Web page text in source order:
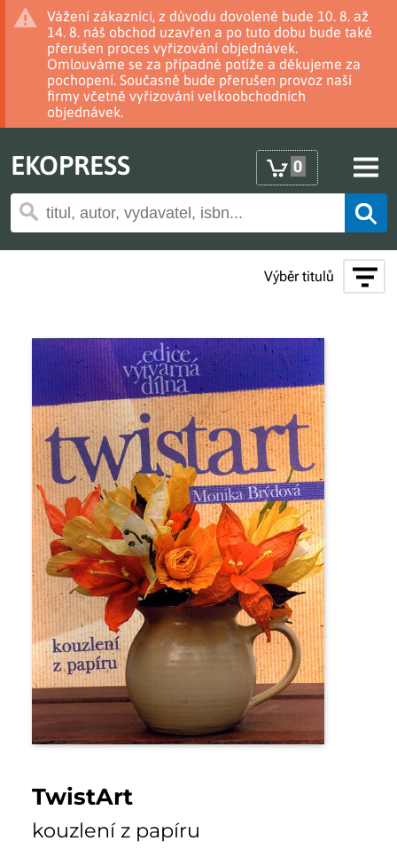
Vážení zákazníci, z důvodu dovolené bude 10. 8. až
14. 8. náš obchod uzavřen a po tuto dobu bude také
přerušen proces vyřizování objednávek.
Omlouváme se za případné potíže a děkujeme za
pochopení. Současně bude přerušen provoz naší
firmy včetně vyřizování velkoobchodních
objednávek.
EKOPRESS 0
Výběr titulů
TwistArt
kouzlení z papíru